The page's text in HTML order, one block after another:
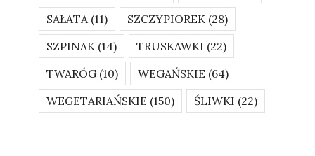
SAŁATA(11) SZCZYPIOREK (28)
SZPINAK (14) TRUSKAWKI (22)
TWARÓG (10) WEGAŃSKIE (64)
WEGETARIAŃSKIE (150) ŚLIWKI (22)